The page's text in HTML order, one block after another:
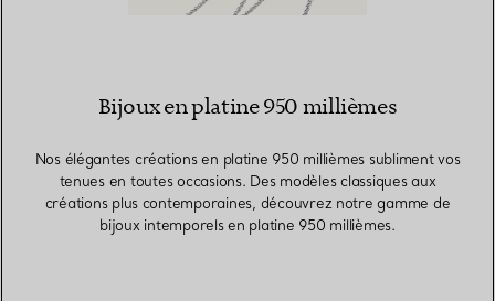
Bijoux en platine 950 millièmes
Nos élégantes créations en platine 950 millièmes subliment vos
tenues en toutes occasions. Des modèles classiques aux
créations plus contemporaines, découvrez notre gamme de
bijoux intemporels en platine 950 millièmes.